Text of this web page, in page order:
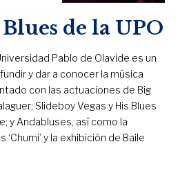
de la UPO
Pablo de Olavide es un
y dar a conocer la música
con las actuaciones de Big
Slideboy Vegas y His Blues
y Andabluses, así como la
y la exhibición de Baile